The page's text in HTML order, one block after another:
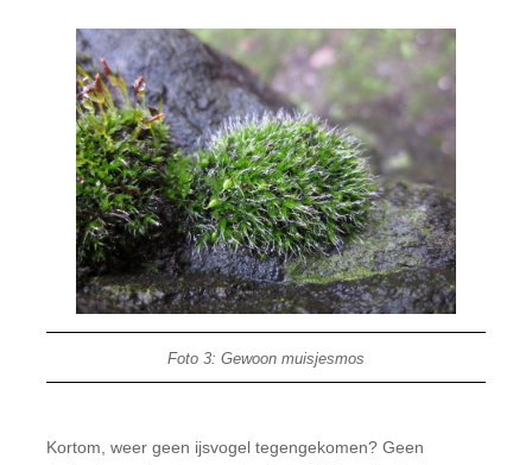
Foto 3: Gewoon muisjesmos
Kortom, weer geen ijsvogel tegengekomen? Geen